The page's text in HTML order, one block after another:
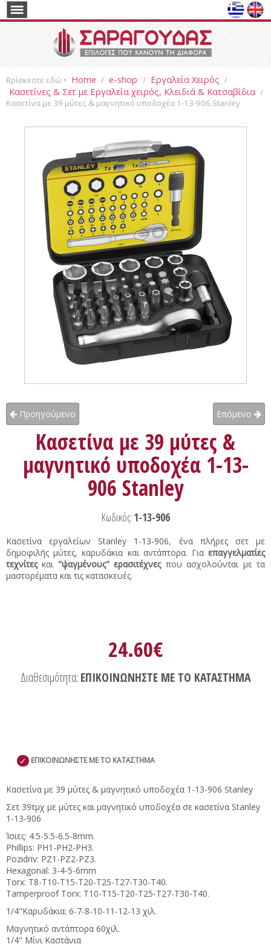
Βρίσκεστε εδώ ‣ Home / e-shop / Εργαλεία Χειρός /
Κασετίνες & Σετ με Εργαλεία χειρός, Κλειδιά & Κατσαβίδια /
Κασετίνα με 39 μύτες & μαγνητικό υποδοχέα 1-13-906 Stanley
Προηγούμενο Επόμενο
Κασετίνα με 39 μύτες &
μαγνητικό υποδοχέα 1-13-
906 Stanley
Κωδικός: 1-13-906
Κασετίνα εργαλείων Stanley 1-13-906, ένα πλήρες σετ με
δημοφιλής μύτες, καρυδάκια και αντάπτορα. Για επαγγελματίες
τεχνίτεςκαι "ψαγμένους" ερασιτέχνεςπου ασχολούνται με τα
μαστορέματα και τις κατασκευές.
24.60€
Διαθεσιμότητα: ΕΠΙΚΟΙΝΩΝΗΣΤΕ ΜΕ ΤΟ ΚΑΤΑΣΤΗΜΑ
✓ ΕΠΙΚΟΙΝΩΝΗΣΤΕ ΜΕ ΤΟ ΚΑΤΑΣΤΗΜΑ
Κασετίνα με 39 μύτες & μαγνητικό υποδοχέα 1-13-906 Stanley
Σετ 39τμχ με μύτες και μαγνητικό υποδοχέα σε κασετίνα Stanley
1-13-906
Ίσιες: 4.5-5.5-6.5-8mm.
Phillips: PH1-PH2-PH3.
Pozidriv: PZ1-PZ2-PZ3.
Hexagonal: 3-4-5-6mm
Torx: T8-T10-T15-T20-T25-T27-T30-T40.
Tamperproof Torx: T10-T15-T20-T25-T27-T30-T40.
1/4"Καρυδάκια: 6-7-8-10-11-12-13 χιλ.
Μαγνητικό αντάπτορα 60χιλ.
1/4" Μίνι Kαστάνια